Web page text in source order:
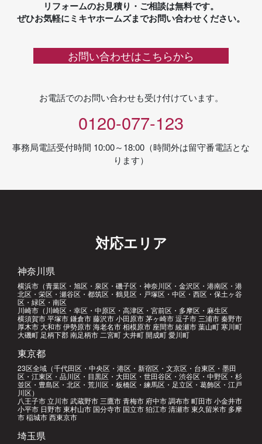
リフォームのお見積り・ご相談は無料です。
ぜひお気軽にミキヤホームズまでお問い合わせください。
お問い合わせはこちらから
お電話でのお問い合わせも受け付けています。
0120-077-123
事務局電話受付時間 10:00～18:00（時間外は留守番電話とな
ります）
対応エリア
神奈川県
横浜市（青葉区・旭区・泉区・磯子区・神奈川区・金沢区・港南区・港
北区・栄区・瀬谷区・都筑区・鶴見区・戸塚区・中区・西区・保土ヶ谷
区・緑区・南区
川崎市（川崎区・幸区・中原区・高津区・宮前区・多摩区・麻生区
横須賀市 平塚市 鎌倉市 藤沢市 小田原市 茅ヶ崎市 逗子市 三浦市 秦野市
厚木市 大和市 伊勢原市 海老名市 相模原市 座間市 綾瀬市 葉山町 寒川町
大磯町 足柄下郡 南足柄市 二宮町 大井町 開成町 愛川町
東京都
23区全域（千代田区・中央区・港区・新宿区・文京区・台東区・墨田
区・江東区・品川区・目黒区・大田区・世田谷区・渋谷区・中野区・杉
並区・豊島区・北区・荒川区・板橋区・練馬区・足立区・葛飾区・江戸
川区）
八王子市 立川市 武蔵野市 三鷹市 青梅市 府中市 調布市 町田市 小金井市
小平市 日野市 東村山市 国分寺市 国立市 狛江市 清瀬市 東久留米市 多摩
市 稲城市 西東京市
埼玉県